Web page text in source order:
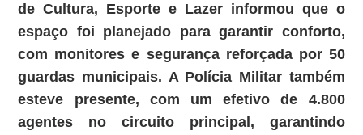
de Cultura, Esporte e Lazer informou que o
espaço foi planejado para garantir conforto,
com monitores e segurança reforçada por 50
guardas municipais. A Polícia Militar também
esteve presente, com um efetivo de 4.800
agentes no circuito principal, garantindo